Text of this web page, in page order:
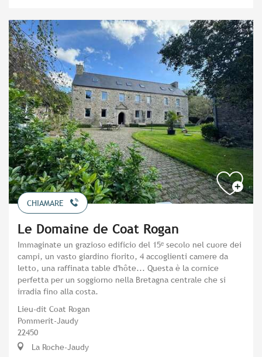
CHIAMARE
Le Domaine de Coat Rogan
Immaginate un grazioso edificio del 15ᵉ secolo nel cuore dei
campi, un vasto giardino fiorito, 4 accoglienti camere da
letto, una raffinata table d'hôte... Questa è la cornice
perfetta per un soggiorno nella Bretagna centrale che si
irradia fino alla costa.
Lieu-dit Coat Rogan
Pommerit-Jaudy
22450
La Roche-Jaudy